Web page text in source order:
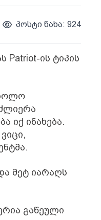
პოსტი ნახა: 924
Patriot-ის ტიპის
ხოლო
იქ ინახება.
მეტ იარაღს
გაწეული